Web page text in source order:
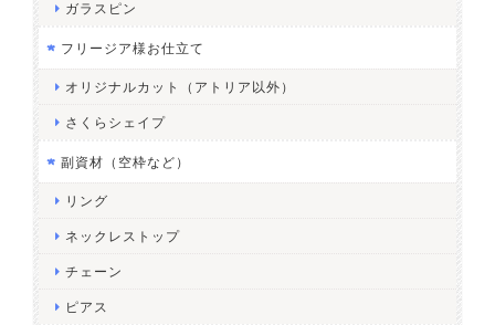
ガラスピン
フリージア様お仕立て
オリジナルカット（アトリア以外）
さくらシェイプ
副資材（空枠など）
リング
ネックレストップ
チェーン
ピアス